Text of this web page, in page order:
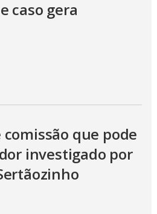
caso gera
que pode
investigado por